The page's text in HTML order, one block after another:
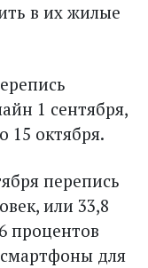
в их жилые
1 сентября,
15 октября.
перепись
или 33,8
процентов
для